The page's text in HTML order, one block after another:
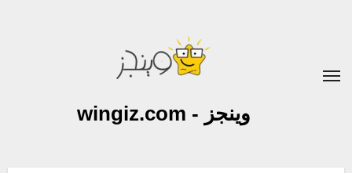
وينجز - wingiz.com